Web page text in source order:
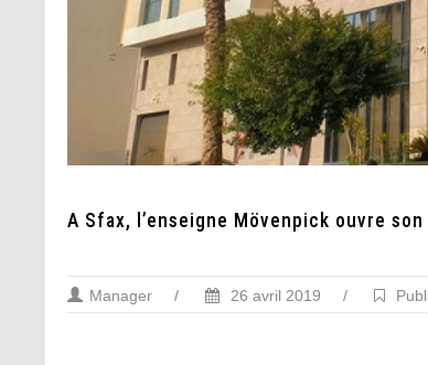
A Sfax, l’enseigne Mövenpick ouvre
Manager / 26 avril 2019 /